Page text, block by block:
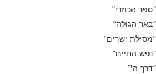
“ספר הכוזרי”
“באר הגולה”
“מסילת ישרים”
“נפש החיים”
“דרך ה'”